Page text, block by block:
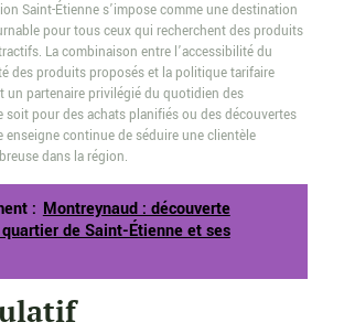
Saint-Étienne s’impose comme une destination
pour tous ceux qui recherchent des produits
La combinaison entre l’accessibilité du
des produits proposés et la politique tarifaire
un partenaire privilégié du quotidien des
soit pour des achats planifiés ou des découvertes
enseigne continue de séduire une clientèle
dans la région.
: Montreynaud : découverte
de Saint-Étienne et ses